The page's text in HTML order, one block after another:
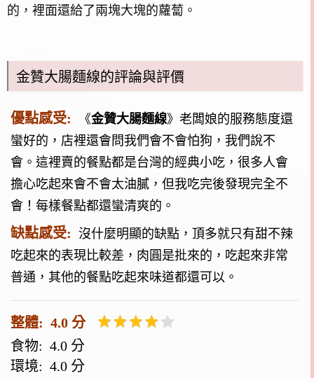
的，裡面還給了兩塊大塊的蘿蔔。
金贊大腸麵線的評論與評價
優點感受: 《金贊大腸麵線》老闆娘的服務態度還
蠻好的，店裡還會問我們會不會怕狗，我們說不
會。這裡賣的餐點都是台灣的經典小吃，很多人會
擔心吃起來會不會太油膩，但我吃完後發現完全不
會！每樣餐點都還蠻清爽的。
缺點感受: 沒什麼明顯的缺點，頂多就只有甜不辣
吃起來的表現比較差，肉圓是批來的，吃起來非常
普通，其他的餐點吃起來味道都還可以。
整體: 4.0 分
食物: 4.0 分
環境: 4.0 分